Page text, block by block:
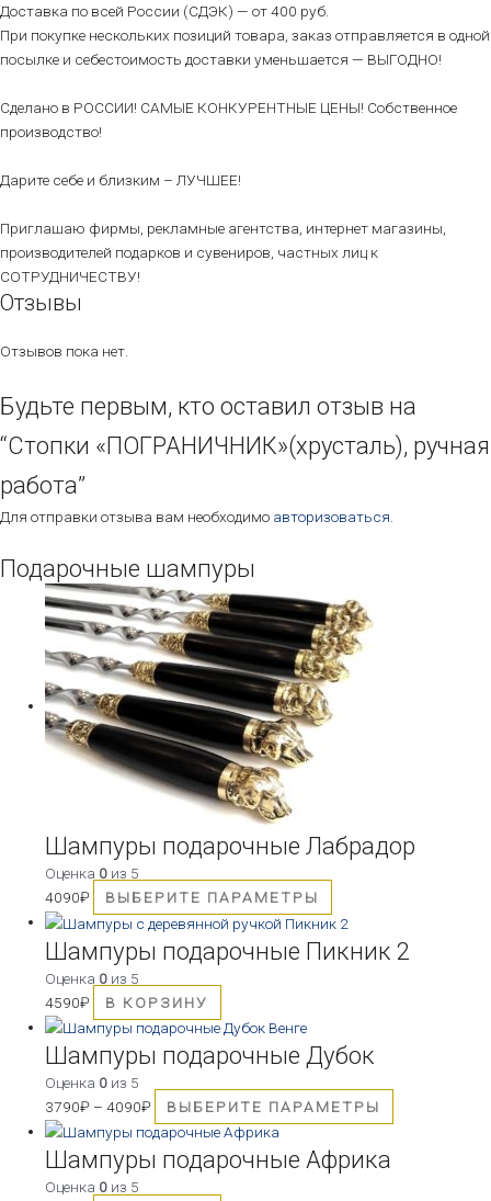
Доставка по всей России (СДЭК) — от 400 руб.
При покупке нескольких позиций товара, заказ отправляется в одной
посылке и себестоимость доставки уменьшается — ВЫГОДНО!
Сделано в РОССИИ! САМЫЕ КОНКУРЕНТНЫЕ ЦЕНЫ! Собственное
производство!
Дарите себе и близким – ЛУЧШЕЕ!
Приглашаю фирмы, рекламные агентства, интернет магазины,
производителей подарков и сувениров, частных лиц к
СОТРУДНИЧЕСТВУ!
Отзывы
Отзывов пока нет.
Будьте первым, кто оставил отзыв на
“Стопки «ПОГРАНИЧНИК»(хрусталь), ручная
работа”
Для отправки отзыва вам необходимо авторизоваться.
Подарочные шампуры
Шампуры подарочные Лабрадор
Оценка 0 из 5
4090₽ ВЫБЕРИТЕ ПАРАМЕТРЫ
Шампуры подарочные Пикник 2
Оценка 0 из 5
4590₽ В КОРЗИНУ
Шампуры подарочные Дубок
Оценка 0 из 5
3790₽ –4090₽ ВЫБЕРИТЕ ПАРАМЕТРЫ
Шампуры подарочные Африка
Оценка 0 из 5